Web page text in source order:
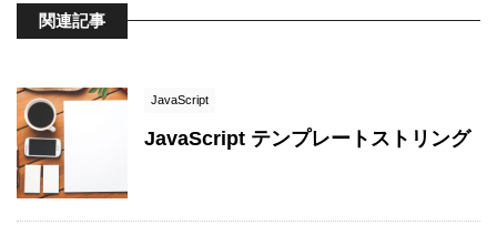
関連記事
JavaScript
JavaScript テンプレートストリング